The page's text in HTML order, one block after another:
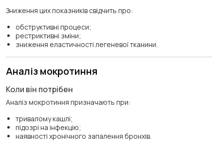
Зниження цих показників свідчить про:
обструктивні процеси;
рестриктивні зміни;
зниження еластичності легеневої тканини.
Аналіз мокротиння
Коли він потрібен
Аналіз мокротиння призначають при:
тривалому кашлі;
підозрі на інфекцію;
наявності хронічного запалення бронхів.